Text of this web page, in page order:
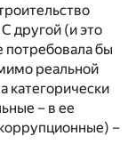
другой (и это
потребовала бы
реальной
категорически
– в ее
–